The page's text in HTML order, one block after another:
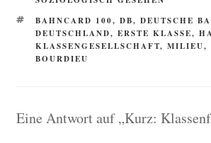
SCHLAGWÖRTER
BAHNCARD 100, DB, DEUTSCHE
DEUTSCHLAND, ERSTE KLASSE,
KLASSENGESELLSCHAFT, MILIEU,
BOURDIEU
Eine Antwort auf „Kurz: